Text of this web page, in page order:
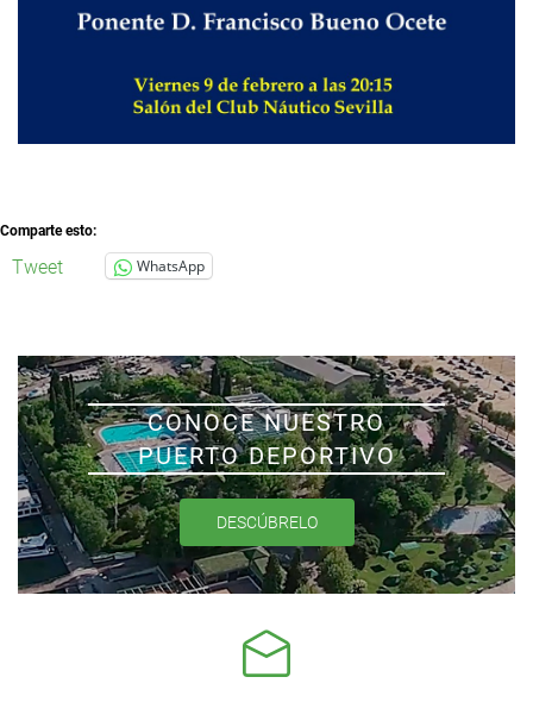
Comparte esto:
Tweet WhatsApp
CONOCE NUESTRO
PUERTO DEPORTIVO
DESCÚBRELO